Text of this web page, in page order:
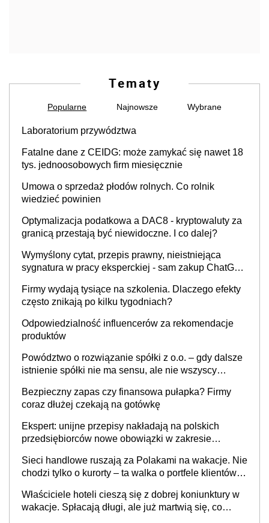
Tematy
Popularne Najnowsze Wybrane
Laboratorium przywództwa
Fatalne dane z CEIDG: może zamykać się nawet 18
tys. jednoosobowych firm miesięcznie
Umowa o sprzedaż płodów rolnych. Co rolnik
wiedzieć powinien
Optymalizacja podatkowa a DAC8 - kryptowaluty za
granicą przestają być niewidoczne. I co dalej?
Wymyślony cytat, przepis prawny, nieistniejąca
sygnatura w pracy eksperckiej - sam zakup ChatGPT
Firmy wydają tysiące na szkolenia. Dlaczego efekty
często znikają po kilku tygodniach?
Odpowiedzialność influencerów za rekomendacje
produktów
Powództwo o rozwiązanie spółki z o.o. – gdy dalsze
istnienie spółki nie ma sensu, ale nie wszyscy
Bezpieczny zapas czy finansowa pułapka? Firmy
coraz dłużej czekają na gotówkę
Ekspert: unijne przepisy nakładają na polskich
przedsiębiorców nowe obowiązki w zakresie
Sieci handlowe ruszają za Polakami na wakacje. Nie
chodzi tylko o kurorty – ta walka o portfele klientów
cichu
Właściciele hoteli cieszą się z dobrej koniunktury w
wakacje. Spłacają długi, ale już martwią się, co